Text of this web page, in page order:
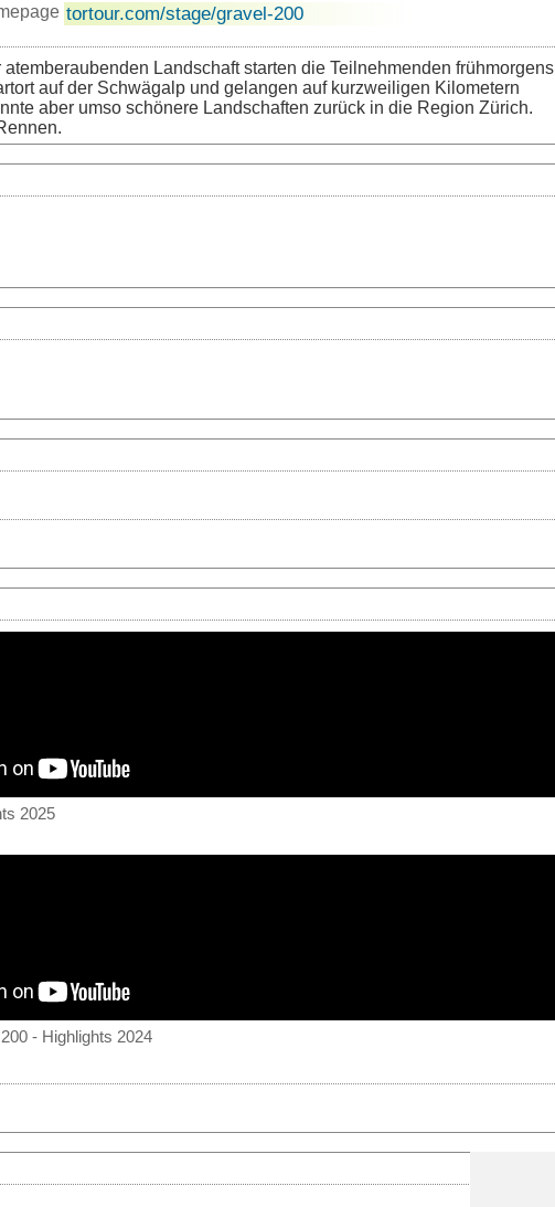
tortour.com/stage/gravel-200
Landschaft starten die Teilnehmenden frühmorgens
auf der Schwägalp und gelangen auf kurzweiligen Kilometern
aber umso schönere Landschaften zurück in die Region Zürich.
2025
- Highlights 2024